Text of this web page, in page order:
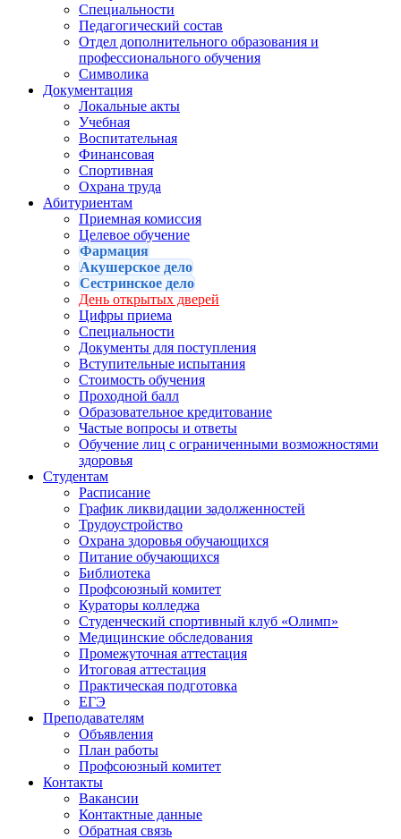
Специальности
Педагогический состав
Отдел дополнительного образования и
профессионального обучения
Символика
Документация
Локальные акты
Учебная
Воспитательная
Финансовая
Спортивная
Охрана труда
Абитуриентам
Приемная комиссия
Целевое обучение
Фармация
Акушерское дело
Сестринское дело
День открытых дверей
Цифры приема
Специальности
Документы для поступления
Вступительные испытания
Стоимость обучения
Проходной балл
Образовательное кредитование
Частые вопросы и ответы
Обучение лиц с ограниченными возможностями
здоровья
Студентам
Расписание
График ликвидации задолженностей
Трудоустройство
Охрана здоровья обучающихся
Питание обучающихся
Библиотека
Профсоюзный комитет
Кураторы колледжа
Студенческий спортивный клуб «Олимп»
Медицинские обследования
Промежуточная аттестация
Итоговая аттестация
Практическая подготовка
ЕГЭ
Преподавателям
Объявления
План работы
Профсоюзный комитет
Контакты
Вакансии
Контактные данные
Обратная связь